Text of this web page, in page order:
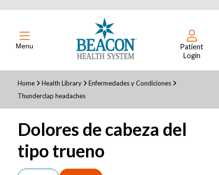
Menu
Patient
Login
Home Health Library
Enfermedades y Condiciones
Thunderclap headaches
Dolores de cabeza del
tipo trueno